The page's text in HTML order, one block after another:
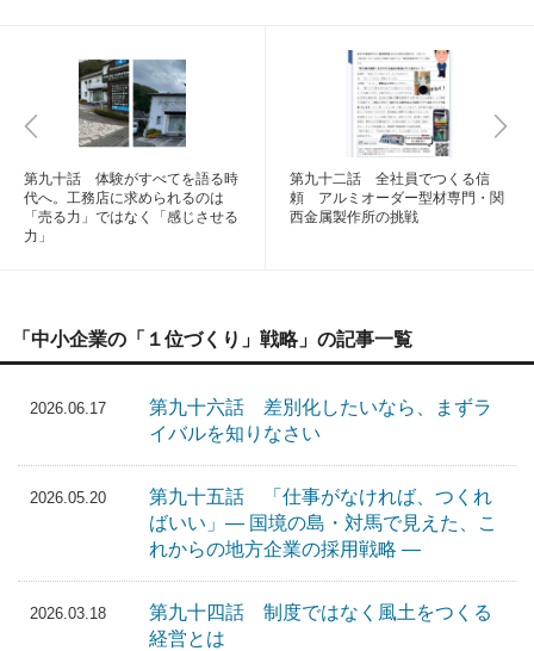
第九十話 体験がすべてを語る時
代へ。工務店に求められるのは
「売る力」ではなく「感じさせる
力」
第九十二話 全社員でつくる信
頼 アルミオーダー型材専門・関
西金属製作所の挑戦
「中小企業の「１位づくり」戦略」の記事一覧
2026.06.17
第九十六話 差別化したいなら、まずラ
イバルを知りなさい
2026.05.20
第九十五話 「仕事がなければ、つくれ
ばいい」― 国境の島・対馬で見えた、こ
れからの地方企業の採用戦略 ―
2026.03.18
第九十四話 制度ではなく風土をつくる
経営とは